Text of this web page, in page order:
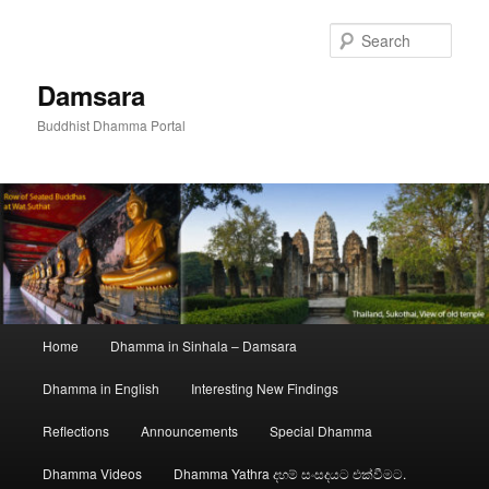
Damsara
Buddhist Dhamma Portal
Home Dhamma in Sinhala – Damsara
Dhamma in English Interesting New Findings
Reflections Announcements Special Dhamma
Dhamma Videos Dhamma Yathra දහම් සංසදයට එක්වීමට.